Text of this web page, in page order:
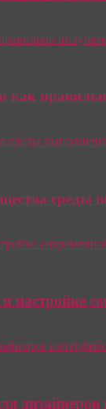
как
среды
настройке
дизайнеров